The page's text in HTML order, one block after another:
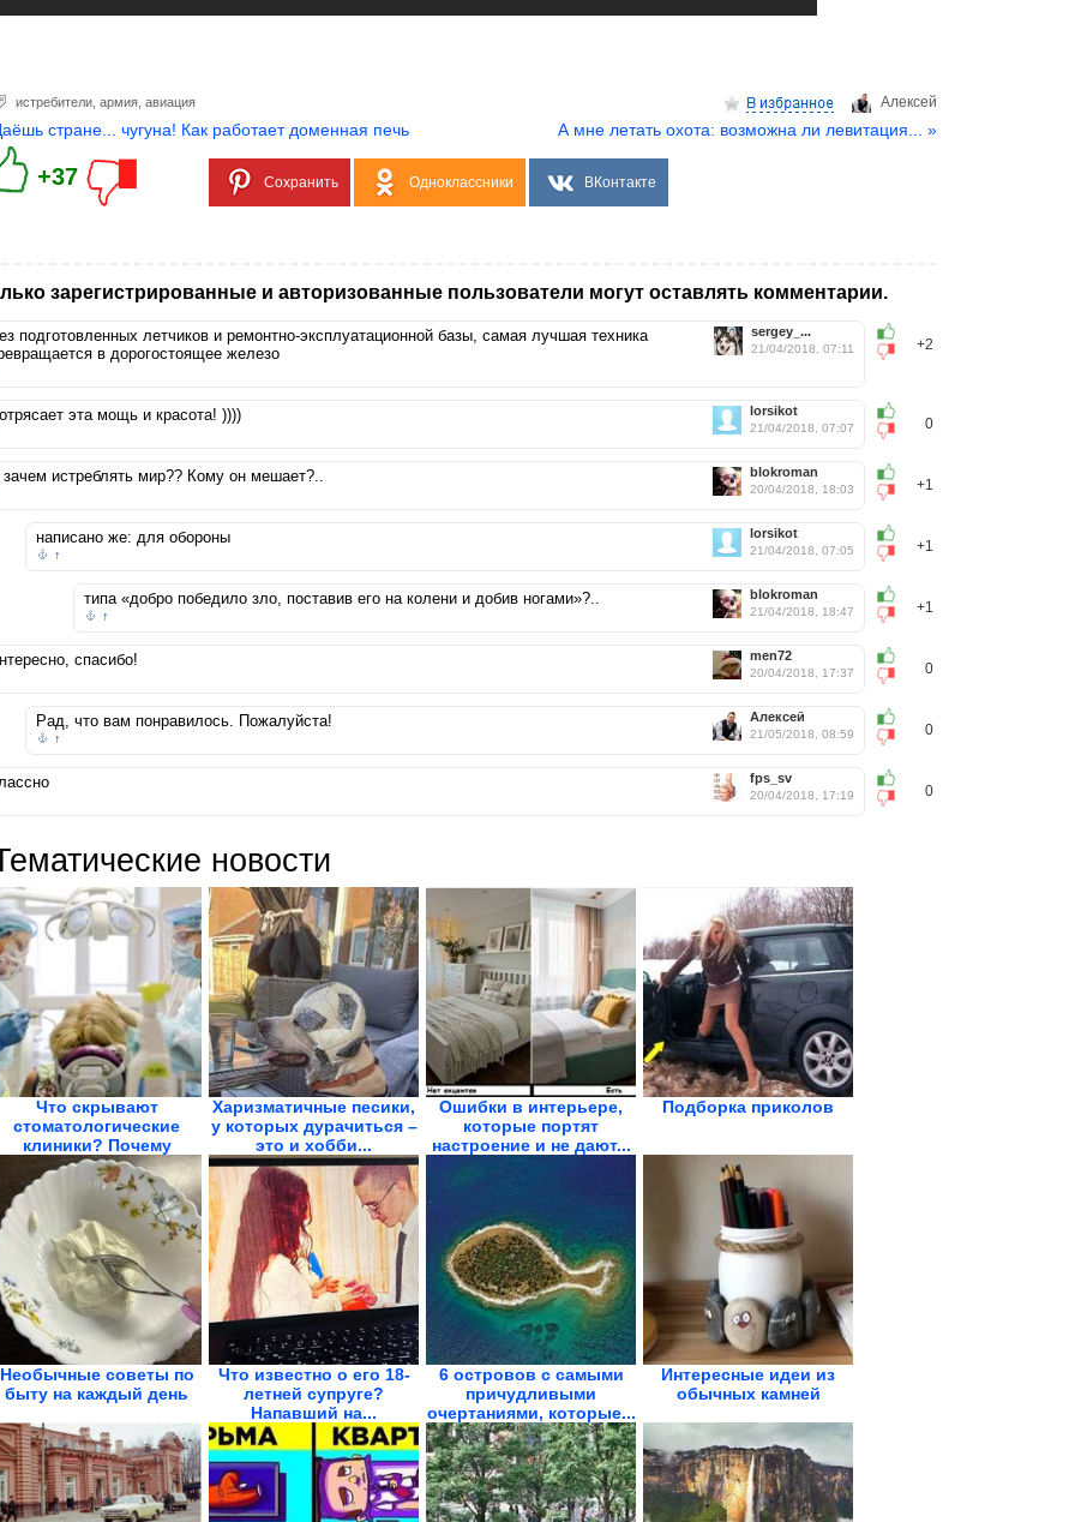
Aлексей
истребители армия авиация
стране... чугуна! Как работает доменная печь А мне летать охота: возможна ли левитация... »
+37 Сохранить Одноклассники ВКонтакте
зарегистрированные и авторизованные пользователи могут оставлять комментарии.
+2
sergey_...
21/04/2018, 07:11
подготовленных летчиков и ремонтно-эксплуатационной базы, самая лучшая техника
в дорогостоящее железо
0
lorsikot
21/04/2018, 07:07
эта мощь и красота! ))))
+1
blokroman
20/04/2018, 18:03
истреблять мир?? Кому он мешает?..
+1
lorsikot
21/04/2018, 07:05
написано же: для обороны
↑
+1
blokroman
21/04/2018, 18:47
типа «добро победило зло, поставив его на колени и добив ногами»?..
↑
0
men72
20/04/2018, 17:37
спасибо!
0
Aлексей
21/05/2018, 08:59
Рад, что вам понравилось. Пожалуйста!
↑
0
fps_sv
20/04/2018, 17:19
новости
Что скрывают
стоматологические
клиники? Почему
имплантат...
Харизматичные песики,
у которых дурачиться –
это и хобби...
Ошибки в интерьере,
которые портят
настроение и не дают...
Подборка приколов
Необычные советы по
быту на каждый день
Что известно о его 18-
летней супруге?
Напавший на...
6 островов с самыми
причудливыми
очертаниями, которые...
Интересные идеи из
обычных камней